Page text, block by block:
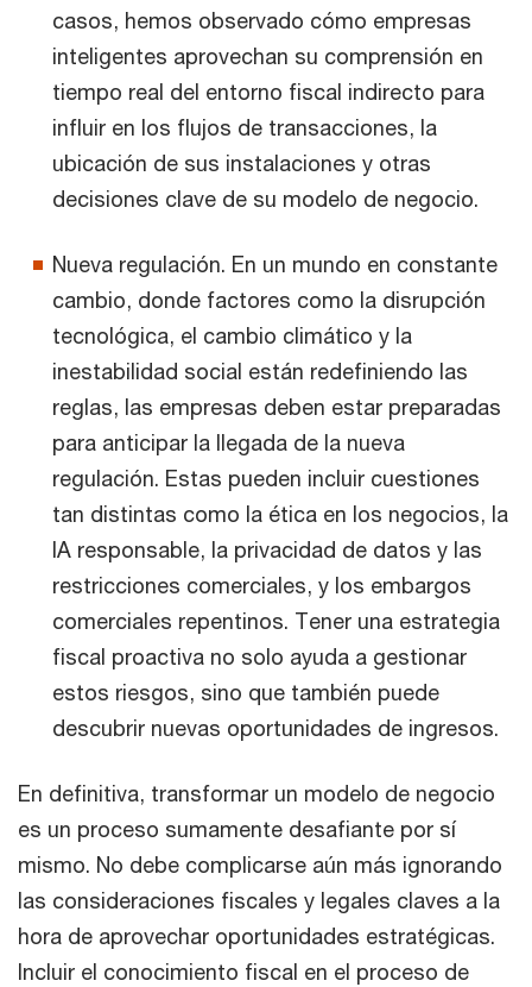
casos, hemos observado cómo empresas
inteligentes aprovechan su comprensión en
tiempo real del entorno fiscal indirecto para
influir en los flujos de transacciones, la
ubicación de sus instalaciones y otras
decisiones clave de su modelo de negocio.
Nueva regulación. En un mundo en constante
cambio, donde factores como la disrupción
tecnológica, el cambio climático y la
inestabilidad social están redefiniendo las
reglas, las empresas deben estar preparadas
para anticipar la llegada de la nueva
regulación. Estas pueden incluir cuestiones
tan distintas como la ética en los negocios, la
IA responsable, la privacidad de datos y las
restricciones comerciales, y los embargos
comerciales repentinos. Tener una estrategia
fiscal proactiva no solo ayuda a gestionar
estos riesgos, sino que también puede
descubrir nuevas oportunidades de ingresos.
En definitiva, transformar un modelo de negocio
es un proceso sumamente desafiante por sí
mismo. No debe complicarse aún más ignorando
las consideraciones fiscales y legales claves a la
hora de aprovechar oportunidades estratégicas.
Incluir el conocimiento fiscal en el proceso de